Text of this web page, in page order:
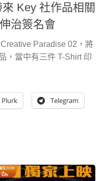
Key 社作品相關
治簽名會
Paradise 02，將
，當中有三件 T-Shirt 印
Plurk Telegram